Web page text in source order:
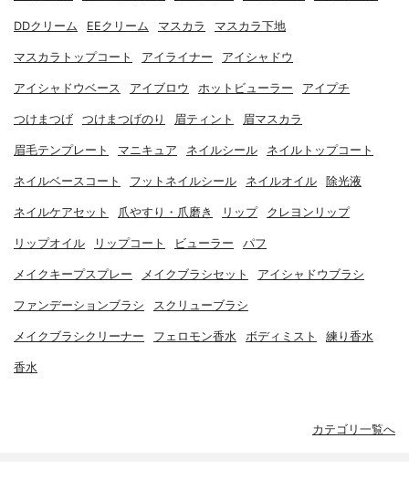
DDクリーム EEクリーム マスカラ マスカラ下地
マスカラトップコート アイライナー アイシャドウ
アイシャドウベース アイブロウ ホットビューラー アイプチ
つけまつげ つけまつげのり 眉ティント 眉マスカラ
眉毛テンプレート マニキュア ネイルシール ネイルトップコート
ネイルベースコート フットネイルシール ネイルオイル 除光液
ネイルケアセット 爪やすり・爪磨き リップ クレヨンリップ
リップオイル リップコート ビューラー パフ
メイクキープスプレー メイクブラシセット アイシャドウブラシ
ファンデーションブラシ スクリューブラシ
メイクブラシクリーナー フェロモン香水 ボディミスト 練り香水
香水
カテゴリ一覧へ